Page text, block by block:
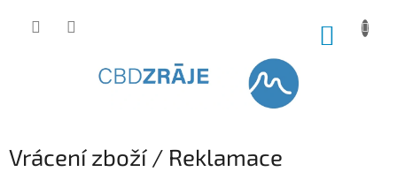
Vrácení zboží / Reklamace